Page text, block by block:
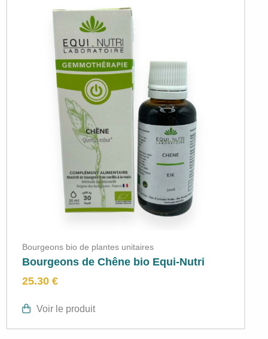
Bourgeons bio de plantes unitaires
Bourgeons de Chêne bio Equi-Nutri
25.30 €
Voir le produit